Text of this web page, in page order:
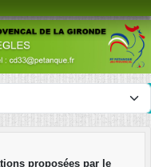
proposées par le